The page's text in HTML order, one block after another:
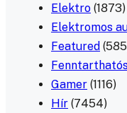
Elektro (1873)
Elektromos
Featured
Gamer (1116)
Hír (7454)